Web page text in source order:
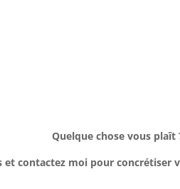
Quelque chose vous plaît
et contactez moi pour concrétiser